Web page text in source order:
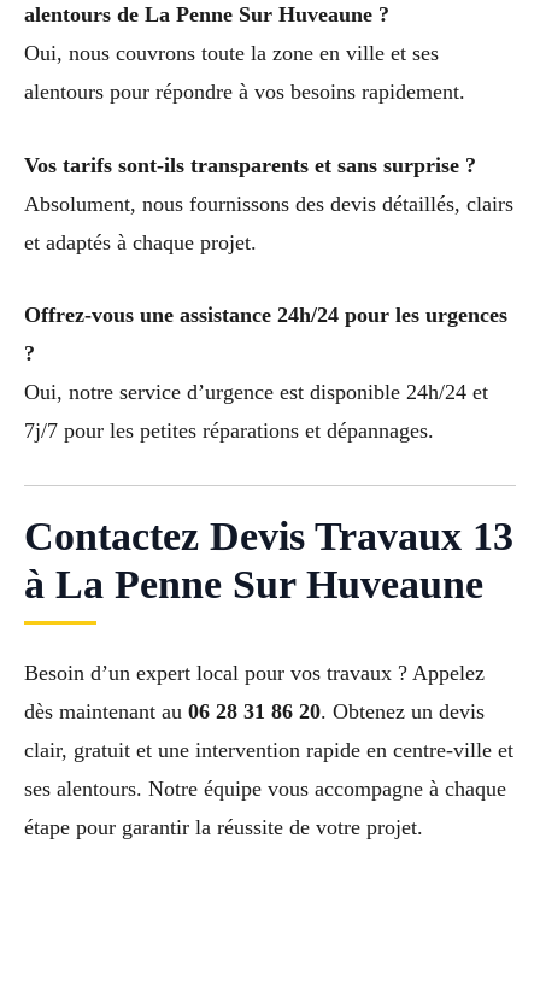
alentours de La Penne Sur Huveaune ?
Oui, nous couvrons toute la zone en ville et ses
alentours pour répondre à vos besoins rapidement.
Vos tarifs sont-ils transparents et sans surprise ?
Absolument, nous fournissons des devis détaillés, clairs
et adaptés à chaque projet.
Offrez-vous une assistance 24h/24 pour les urgences
?
Oui, notre service d’urgence est disponible 24h/24 et
7j/7 pour les petites réparations et dépannages.
Contactez Devis Travaux 13
à La Penne Sur Huveaune
Besoin d’un expert local pour vos travaux ? Appelez
dès maintenant au 06 28 31 86 20. Obtenez un devis
clair, gratuit et une intervention rapide en centre-ville et
ses alentours. Notre équipe vous accompagne à chaque
étape pour garantir la réussite de votre projet.